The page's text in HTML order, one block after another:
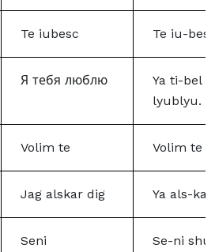
Te iubesc Te iu-
Я тебя люблю
Ya ti-bel
lyublyu.
Volim te Volim te
Jag alskar dig Ya als-ka
Seni
Se-ni